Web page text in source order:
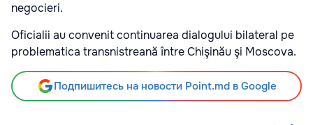
negocieri.
Oficialii au convenit continuarea dialogului bilateral pe
problematica transnistreană între Chişinău şi Moscova.
Подпишитесь на новости Point.md в Google